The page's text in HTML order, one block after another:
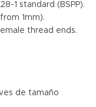
1 standard (BSPP).
1mm).
thread ends.
de tamaño